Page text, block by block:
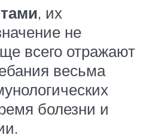
, их
не
всего отражают
весьма
болезни и